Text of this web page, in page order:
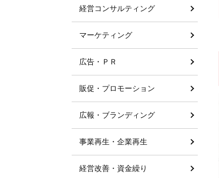
経営コンサルティング
マーケティング
広告・ＰＲ
販促・プロモーション
広報・ブランディング
事業再生・企業再生
経営改善・資金繰り